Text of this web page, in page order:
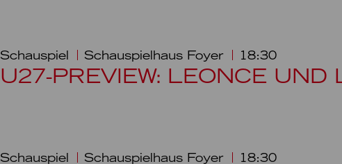
Schauspiel Schauspielhaus Foyer 18:30
U27-PREVIEW: LEONCE UND
Schauspiel Schauspielhaus Foyer 18:30